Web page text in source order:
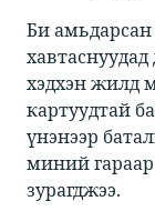
Би
хэдхэн жилд
картуудтай
үнэнээр
миний
зурагджээ. ​